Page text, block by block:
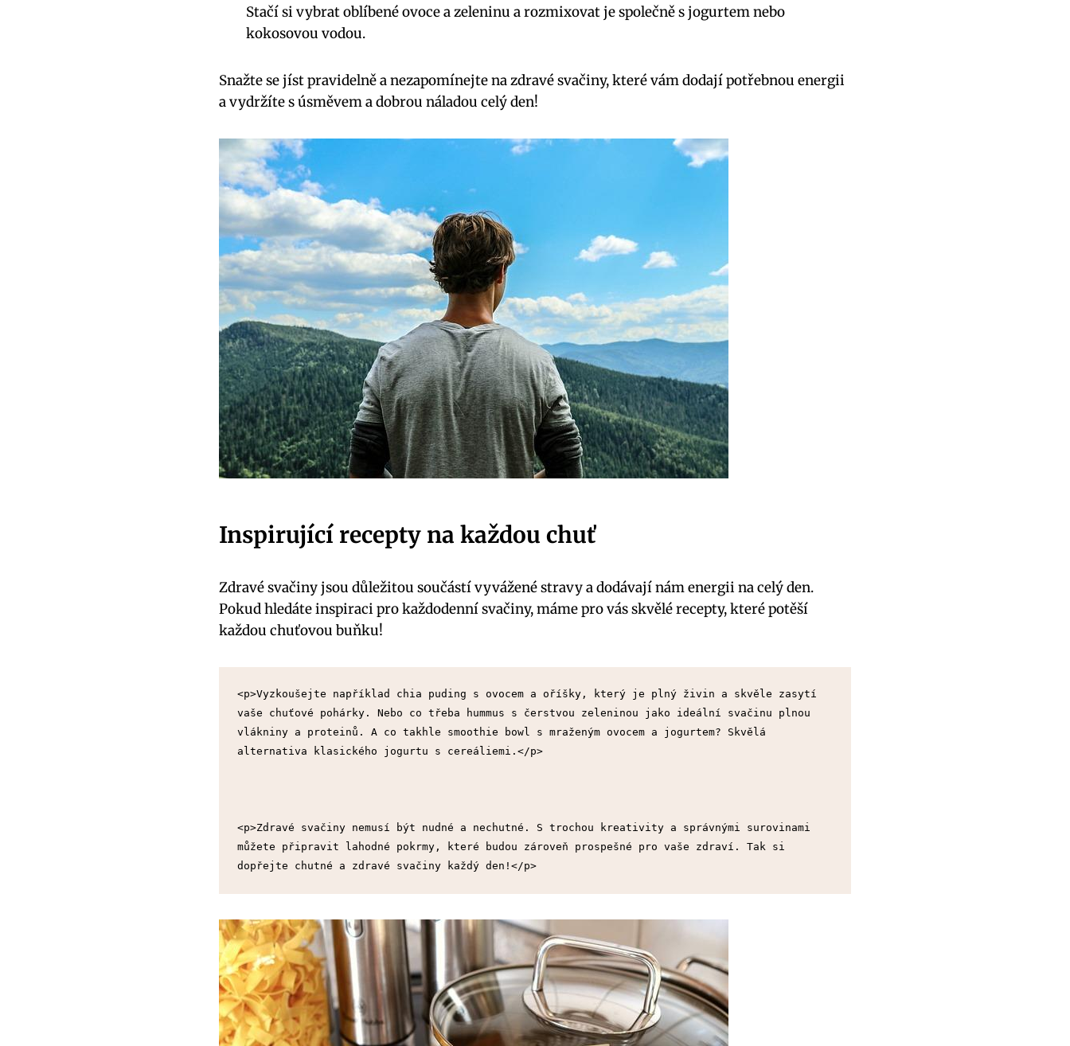
Stačí ‌si vybrat ⁢oblíbené ovoce ⁢a zeleninu⁣ a ⁣rozmixovat je společně‌ s jogurtem nebo
kokosovou vodou.
Snažte se ⁣jíst⁤ pravidelně a nezapomínejte na zdravé ⁣svačiny, ​které vám dodají‌ potřebnou energii
a vydržíte s úsměvem a‌ dobrou náladou celý den!
Inspirující recepty ⁢na každou chuť
Zdravé svačiny​ jsou důležitou součástí ⁣vyvážené stravy a‌ dodávají nám energii ⁢na celý den.
Pokud hledáte⁣ inspiraci pro každodenní svačiny,‍ máme pro⁤ vás skvělé recepty, které⁢ potěší
každou‌ chuťovou ⁣buňku!
<p>Vyzkoušejte například chia puding s ovocem a oříšky, který je plný živin a skvěle zasytí
vaše chuťové pohárky. Nebo co třeba hummus s čerstvou zeleninou jako ideální svačinu plnou
vlákniny a proteinů. A co takhle smoothie bowl s mraženým ovocem a jogurtem? Skvělá
alternativa klasického jogurtu s cereáliemi.</p>
<p>Zdravé svačiny nemusí být nudné a nechutné. S trochou kreativity a správnými surovinami
můžete připravit lahodné pokrmy, které budou zároveň prospešné pro vaše zdraví. Tak si
dopřejte chutné a zdravé svačiny každý den!</p>